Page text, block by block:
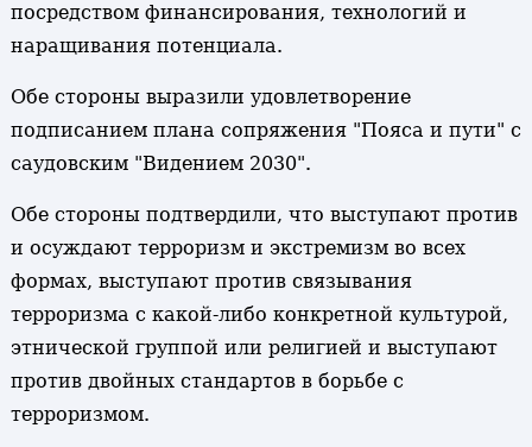
посредством финансирования, технологий и
наращивания потенциала.
Обе стороны выразили удовлетворение
подписанием плана сопряжения "Пояса и пути" с
саудовским "Видением 2030".
Обе стороны подтвердили, что выступают против
и осуждают терроризм и экстремизм во всех
формах, выступают против связывания
терроризма с какой-либо конкретной культурой,
этнической группой или религией и выступают
против двойных стандартов в борьбе с
терроризмом.